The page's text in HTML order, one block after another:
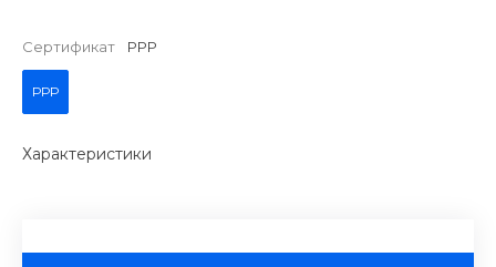
Сертификат РРР
РРР
Характеристики